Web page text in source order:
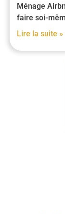
Ménage
faire soi-
Lire la suite »